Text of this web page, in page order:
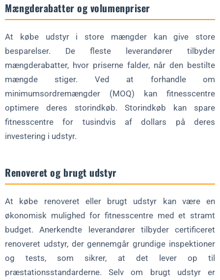
Mængderabatter og volumenpriser
At købe udstyr i store mængder kan give store
besparelser. De fleste leverandører tilbyder
mængderabatter, hvor priserne falder, når den bestilte
mængde stiger. Ved at forhandle om
minimumsordremængder (MOQ) kan fitnesscentre
optimere deres storindkøb. Storindkøb kan spare
fitnesscentre for tusindvis af dollars på deres
investering i udstyr.
Renoveret og brugt udstyr
At købe renoveret eller brugt udstyr kan være en
økonomisk mulighed for fitnesscentre med et stramt
budget. Anerkendte leverandører tilbyder certificeret
renoveret udstyr, der gennemgår grundige inspektioner
og tests, som sikrer, at det lever op til
præstationsstandarderne. Selv om brugt udstyr er